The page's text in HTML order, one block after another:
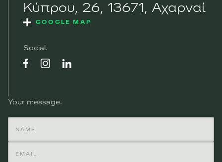
Κύπρου, 26, 13671, Αχαρναί
GOOGLE MAP
Social
Your message